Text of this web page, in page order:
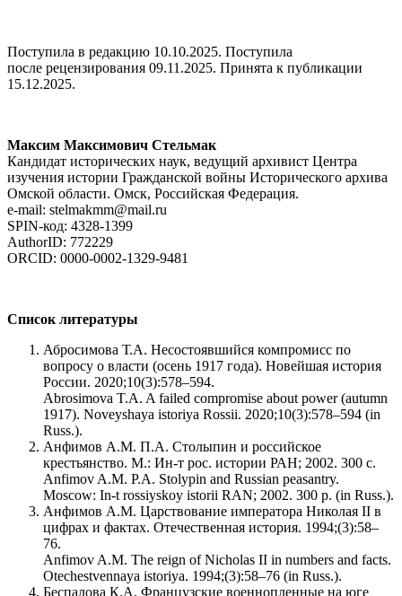
Поступила в редакцию 10.10.2025. Поступила
после рецензирования 09.11.2025. Принята к публикации
15.12.2025.
Максим Максимович Стельмак
Кандидат исторических наук, ведущий архивист Центра
изучения истории Гражданской войны Исторического архива
Омской области. Омск, Российская Федерация.
e-mail: stelmakmm@mail.ru
SPIN-код: 4328-1399
AuthorID: 772229
ORCID: 0000-0002-1329-9481
Список литературы
Абросимова Т.А. Несостоявшийся компромисс по
вопросу о власти (осень 1917 года). Новейшая история
России. 2020;10(3):578–594.
Abrosimova T.A. A failed compromise about power (autumn
1917). Noveyshaya istoriya Rossii. 2020;10(3):578–594 (in
Russ.).
Анфимов А.М. П.А. Столыпин и российское
крестьянство. М.: Ин-т рос. истории РАН; 2002. 300 с.
Anfimov A.M. P.A. Stolypin and Russian peasantry.
Moscow: In-t rossiyskoy istorii RAN; 2002. 300 p. (in Russ.).
Анфимов А.М. Царствование императора Николая II в
цифрах и фактах. Отечественная история. 1994;(3):58–
76.
Anfimov A.M. The reign of Nicholas II in numbers and facts.
Otechestvennaya istoriya. 1994;(3):58–76 (in Russ.).
Беспалова К.А. Французские военнопленные на юге